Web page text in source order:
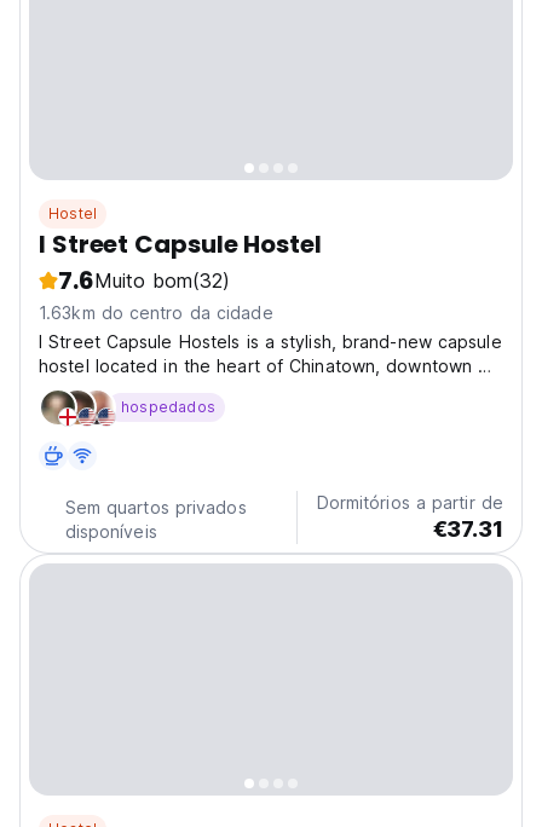
Hostel
I Street Capsule Hostel
7.6Muito bom(32)
1.63km do centro da cidade
I Street Capsule Hostels is a stylish, brand-new capsule
hostel located in the heart of Chinatown, downtown DC
—just steps from the Convention Center and major
sights. Enjoy modern, upgraded interiors, free
hospedados
Sem quartos privados
disponíveis
Dormitórios a partir de
€37.31